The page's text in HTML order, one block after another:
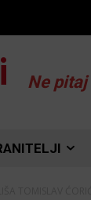
Ne pitaj